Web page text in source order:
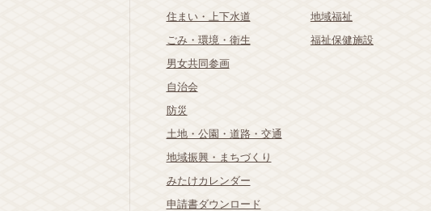
住まい・上下水道
ごみ・環境・衛生
男女共同参画
自治会
防災
土地・公園・道路・交通
地域振興・まちづくり
みたけカレンダー
申請書ダウンロード
地域福祉
福祉保健施設